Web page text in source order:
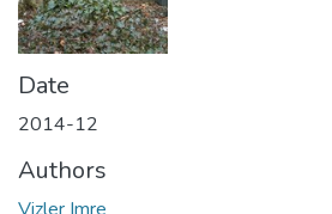
Date
2014-12
Authors
Vizler Imre